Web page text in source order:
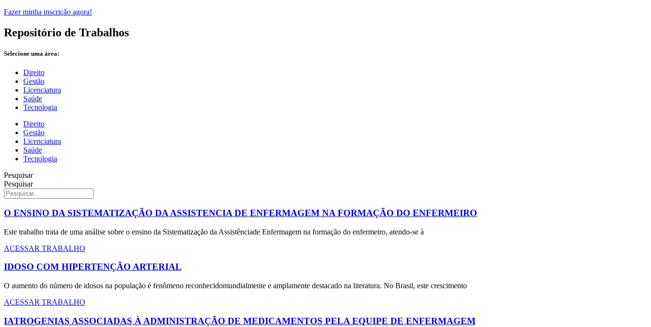
Fazer minha inscrição agora!
Repositório de Trabalhos
Selecione uma área:
Direito
Gestão
Licenciatura
Saúde
Tecnologia
Direito
Gestão
Licenciatura
Saúde
Tecnologia
Pesquisar
Pesquisar
O ENSINO DA SISTEMATIZAÇÃO DA ASSISTENCIA DE ENFERMAGEM NA FORMAÇÃO DO ENFERMEIRO
Este trabalho trata de uma análise sobre o ensino da Sistematização da Assistênciade Enfermagem na formação do enfermeiro, atendo-se à
ACESSAR TRABALHO
IDOSO COM HIPERTENÇÃO ARTERIAL
O aumento do número de idosos na população é fenômeno reconhecidomundialmente e amplamente destacado na literatura. No Brasil, este crescimento
ACESSAR TRABALHO
IATROGENIAS ASSOCIADAS À ADMINISTRAÇÃO DE MEDICAMENTOS PELA EQUIPE DE ENFERMAGEM